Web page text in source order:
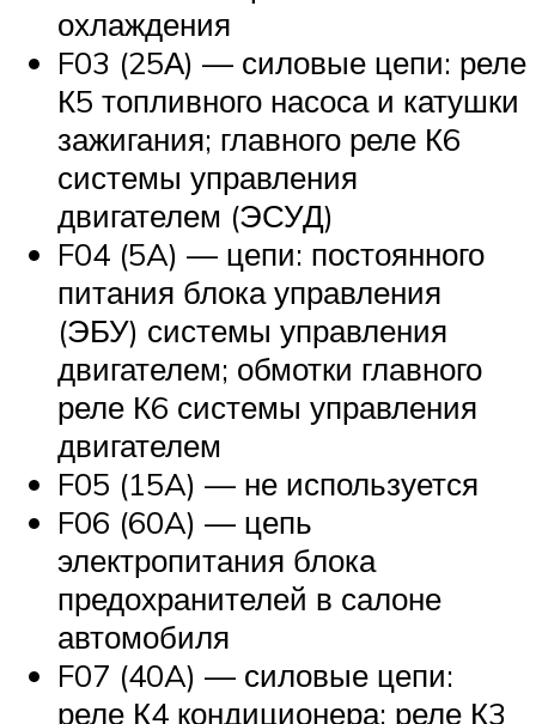
охлаждения
F03 (25А) — силовые цепи: реле
К5 топливного насоса и катушки
зажигания; главного реле К6
системы управления
двигателем (ЭСУД)
F04 (5A) — цепи: постоянного
питания блока управления
(ЭБУ) системы управления
двигателем; обмотки главного
реле К6 системы управления
двигателем
F05 (15A) — не используется
F06 (60A) — цепь
электропитания блока
предохранителей в салоне
автомобиля
F07 (40A) — силовые цепи:
реле К4 кондиционера; реле К3